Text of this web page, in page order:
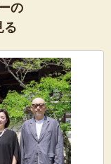
の
る